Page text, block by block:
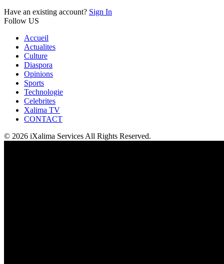
Have an existing account? Sign In
Follow US
Accueil
Actualites
Culture
Diaspora
Opinions
Sports
Technologie
Celebrites
Xalima TV
CONTACT
© 2026 iXalima Services All Rights Reserved.